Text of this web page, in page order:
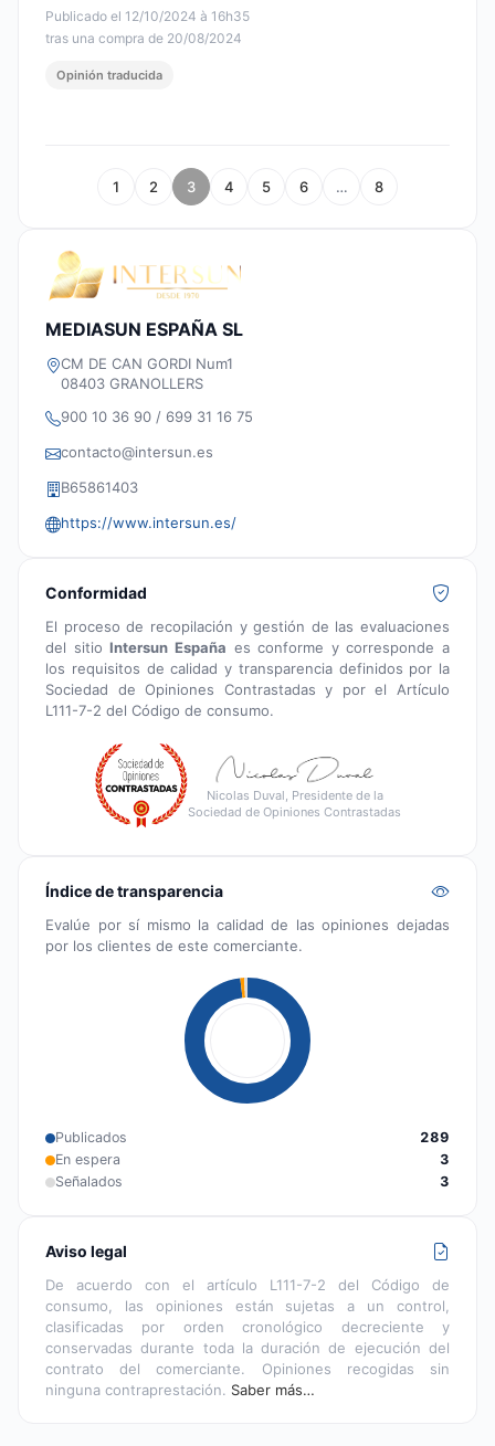
Publicado el 12/10/2024 à 16h35
tras una compra de 20/08/2024
Opinión traducida
1 2 3 4 5 6 … 8
MEDIASUN ESPAÑA SL
CM DE CAN GORDI Num1
08403 GRANOLLERS
900 10 36 90 / 699 31 16 75
contacto@intersun.es
B65861403
https://www.intersun.es/
Conformidad
El proceso de recopilación y gestión de las evaluaciones
del sitioIntersun España es conforme y corresponde a
los requisitos de calidad y transparencia definidos por la
Sociedad de Opiniones Contrastadas y por el Artículo
L111-7-2 del Código de consumo.
Nicolas Duval, Presidente de la
Sociedad de Opiniones Contrastadas
Índice de transparencia
Evalúe por sí mismo la calidad de las opiniones dejadas
por los clientes de este comerciante.
Publicados
289
En espera
3
Señalados
3
Aviso legal
De acuerdo con el artículo L111-7-2 del Código de
consumo, las opiniones están sujetas a un control,
clasificadas por orden cronológico decreciente y
conservadas durante toda la duración de ejecución del
contrato del comerciante. Opiniones recogidas sin
ninguna contraprestación. Saber más…